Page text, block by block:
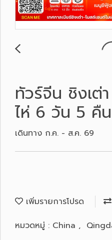
ทัวร์จีน ชิงเต่
ไห่ 6 วัน 5 คืน
เดินทาง ก.ค. - ส.ค. 69
เพิ่มรายการโปรด
หมวดหมู่ : China ,